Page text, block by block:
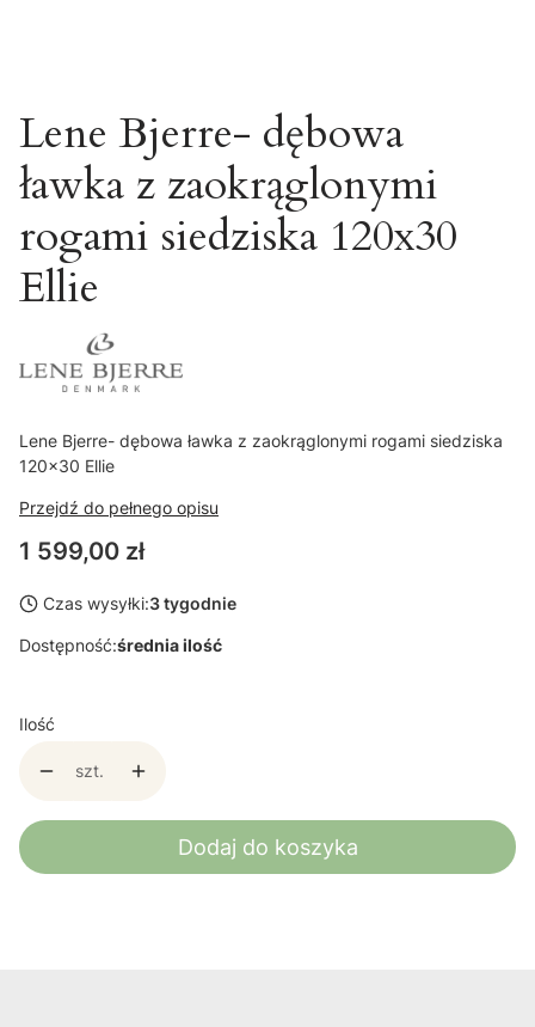
Lene Bjerre- dębowa
ławka z zaokrąglonymi
rogami siedziska 120x30
Ellie
Lene Bjerre- dębowa ławka z zaokrąglonymi rogami siedziska
120x30 Ellie
Przejdź do pełnego opisu
Cena
1 599,00 zł
Czas wysyłki:3 tygodnie
Dostępność:średnia ilość
Ilość
szt.
Dodaj do koszyka